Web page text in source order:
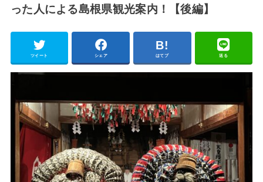
った人による島根県観光案内！【後編】
ツイート シェア はてブ 送る